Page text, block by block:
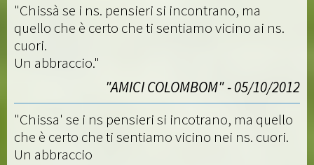
"Chissà se i ns. pensieri si incontrano, ma
quello che è certo che ti sentiamo vicino ai ns.
cuori.
Un abbraccio."
"AMICI COLOMBOM" - 05/10/2012
"Chissa' se i ns pensieri si incotrano, ma quello
che è certo che ti sentiamo vicino nei ns. cuori.
Un abbraccio